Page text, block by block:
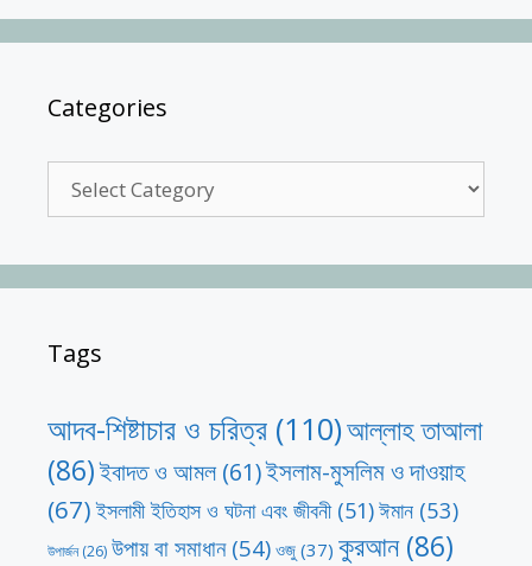
Categories
Tags
আদব-শিষ্টাচার ও চরিত্র (110)আল্লাহ তাআলা
(86)ইবাদত ও আমল(61)ইসলাম-মুসলিম ও দাওয়াহ
(67) ইসলামী ইতিহাস ও ঘটনা এবং জীবনী(51)ঈমান (53)
উপার্জন(26) উপায় বা সমাধান(54) ওজু (37) কুরআন(86)